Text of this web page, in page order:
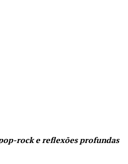
rock e reflexões profundas